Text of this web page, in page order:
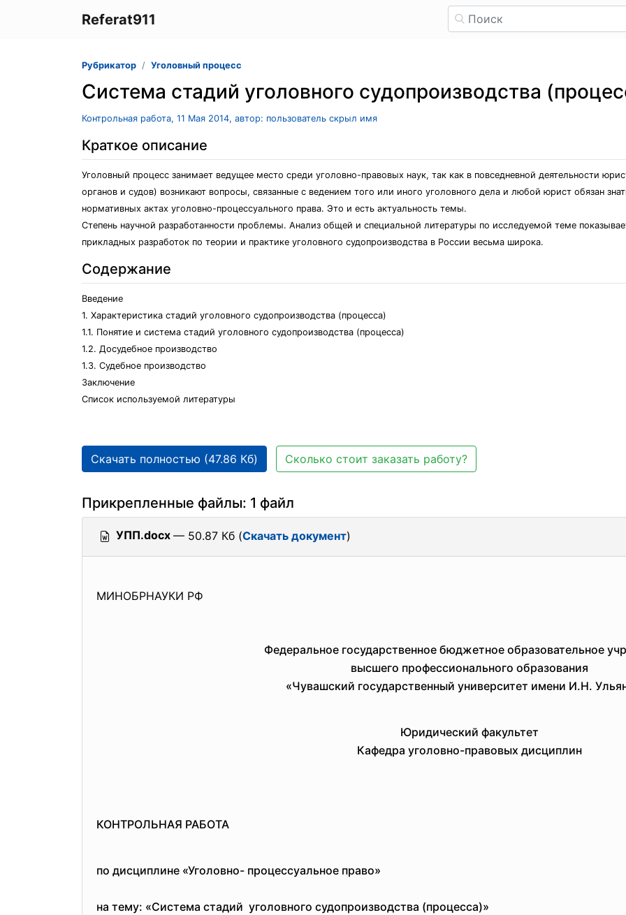
Referat911
Рубрикатор Уголовный процесс
Система стадий уголовного судопроизводства
Контрольная работа, 11 Мая 2014, автор: пользователь скрыл имя
Краткое описание
Уголовный процесс занимает ведущее место среди уголовно-правовых наук, так как в повседневной деятельности
органов и судов) возникают вопросы, связанные с ведением того или иного уголовного дела и любой юрист обязан
нормативных актах уголовно-процессуального права. Это и есть актуальность темы.
Степень научной разработанности проблемы. Анализ общей и специальной литературы по исследуемой теме
прикладных разработок по теории и практике уголовного судопроизводства в России весьма широка.
Содержание
Введение
1. Характеристика стадий уголовного судопроизводства (процесса)
1.1. Понятие и система стадий уголовного судопроизводства (процесса)
1.2. Досудебное производство
1.3. Судебное производство
Заключение
Список используемой литературы
Скачать полностью (47.86 Кб) Сколько стоит заказать работу?
Прикрепленные файлы: 1 файл
УПП.docx — 50.87 Кб (Скачать документ)
МИНОБРНАУКИ РФ
Федеральное государственное бюджетное образовательное
высшего профессионального образования
«Чувашский государственный университет имени И.Н.
Юридический факультет
Кафедра уголовно-правовых дисциплин
КОНТРОЛЬНАЯ РАБОТА
по дисциплине «Уголовно- процессуальное право»
на тему: «Система стадий уголовного судопроизводства (процесса)»